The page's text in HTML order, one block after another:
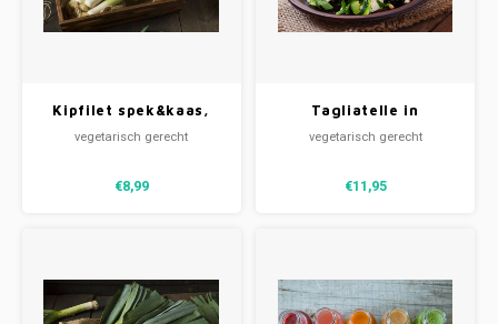
Kipfilet spek&kaas,
gratin en prei
vegetarisch gerecht
€8,99
Tagliatelle in
roomsaus rucola,
vegetarisch gerecht
€11,95